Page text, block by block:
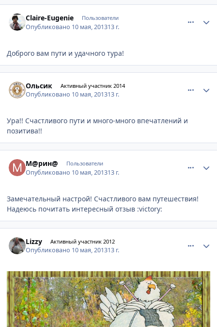
Claire-Eugenie Пользователи
Опубликовано 10 мая, 201313 г.
Доброго вам пути и удачного тура!
Ольсик Активный участник 2014
Опубликовано 10 мая, 201313 г.
Ура!! Счастливого пути и много-много впечатлений и
позитива!!
М@рин@ Пользователи
Опубликовано 10 мая, 201313 г.
Замечательный настрой! Счастливого вам путешествия!
Надеюсь почитать интересный отзыв :victory:
Lizzy Активный участник 2012
Опубликовано 10 мая, 201313 г.